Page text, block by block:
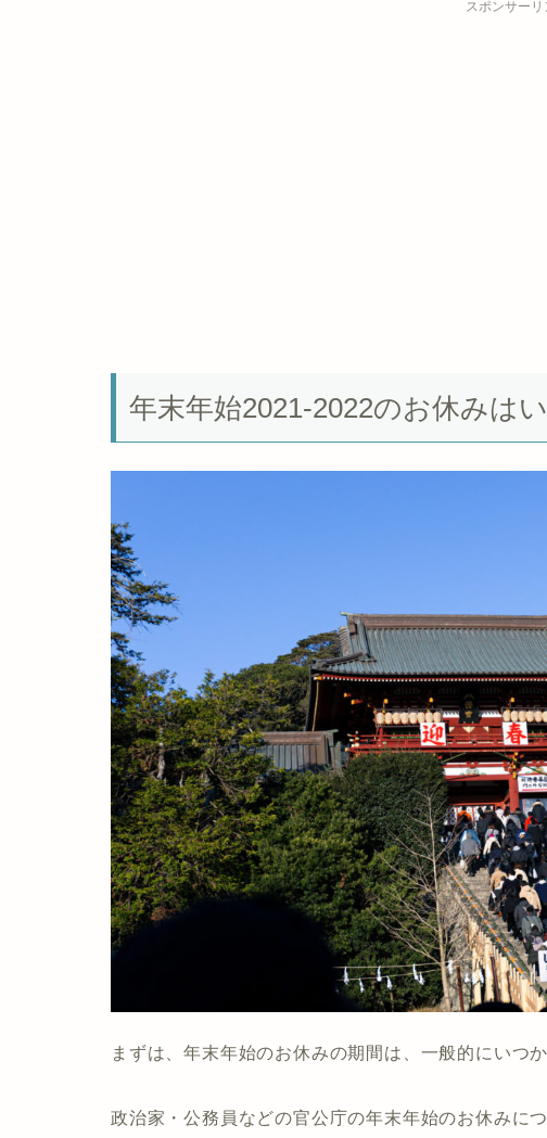
スポンサーリ
年末年始2021-2022のお休みは
まずは、年末年始のお休みの期間は、一般的にいつ
政治家・公務員などの官公庁の年末年始のお休みに